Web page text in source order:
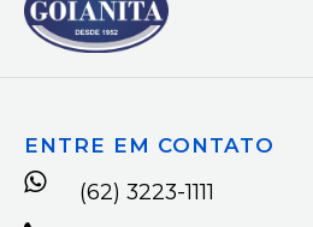
ENTRE EM CONTATO
(62) 3223-1111